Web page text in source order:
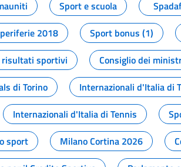
Sport e scuola
2018 Sport bonus (1)
risultati sportivi
Consiglio dei
di Torino Internazionali d'Italia di
Internazionali d'Italia di Tennis
sport Milano Cortina 2026